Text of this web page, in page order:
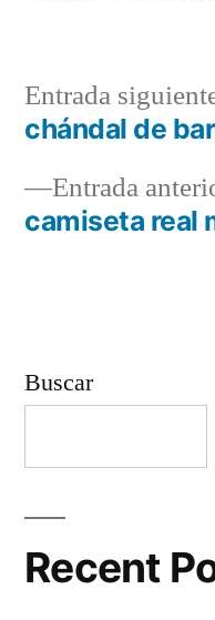
deEntrada
camiseta real
Entrada
chándal de
Buscar
Recent